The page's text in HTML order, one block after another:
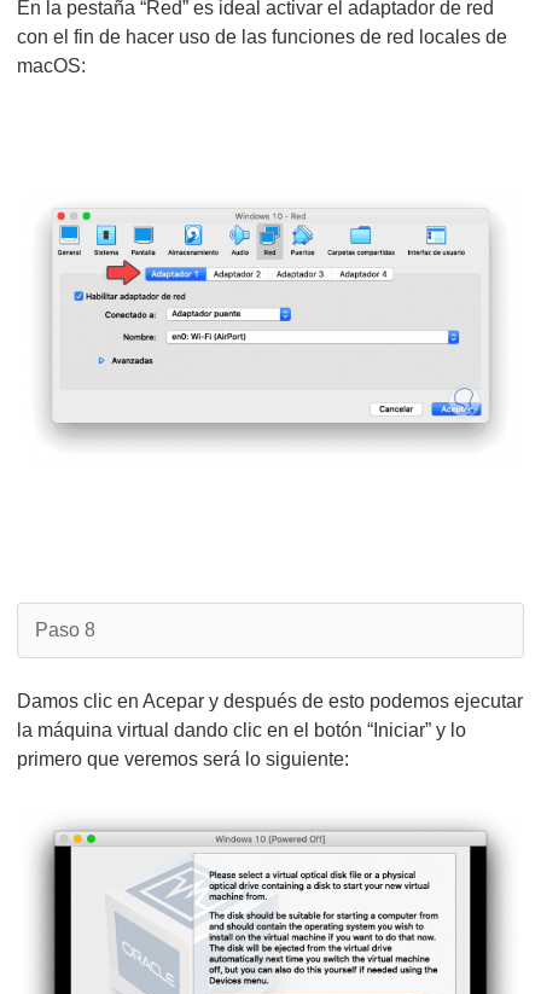
En la pestaña “Red” es ideal activar el adaptador de red
con el fin de hacer uso de las funciones de red locales de
macOS:
Paso 8
Damos clic en Acepar y después de esto podemos ejecutar
la máquina virtual dando clic en el botón “Iniciar” y lo
primero que veremos será lo siguiente: